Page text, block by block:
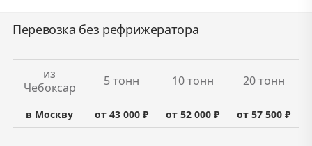
Перевозка без рефрижератора
из
Чебоксар
5 тонн 10 тонн 20 тонн
в Москву от 43 000 ₽ от 52 000 ₽ от 57 500 ₽